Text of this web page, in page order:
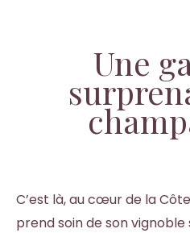
Une
C’est là, au cœur de la
prend soin de son